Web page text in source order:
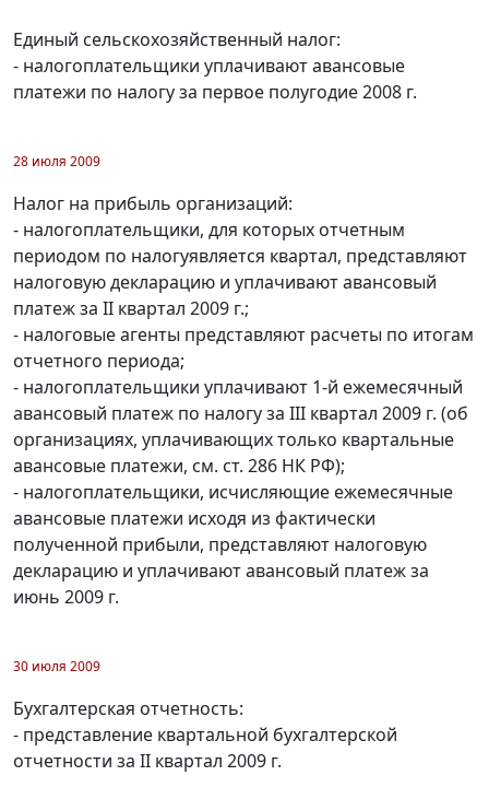
Единый сельскохозяйственный налог:
- налогоплательщики уплачивают авансовые
платежи по налогу за первое полугодие 2008 г.
28 июля 2009
Налог на прибыль организаций:
- налогоплательщики, для которых отчетным
периодом по налогуявляется квартал, представляют
налоговую декларацию и уплачивают авансовый
платеж за II квартал 2009 г.;
- налоговые агенты представляют расчеты по итогам
отчетного периода;
- налогоплательщики уплачивают 1-й ежемесячный
авансовый платеж по налогу за III квартал 2009 г. (об
организациях, уплачивающих только квартальные
авансовые платежи, см. ст. 286 НК РФ);
- налогоплательщики, исчисляющие ежемесячные
авансовые платежи исходя из фактически
полученной прибыли, представляют налоговую
декларацию и уплачивают авансовый платеж за
июнь 2009 г.
30 июля 2009
Бухгалтерская отчетность:
- представление квартальной бухгалтерской
отчетности за II квартал 2009 г.